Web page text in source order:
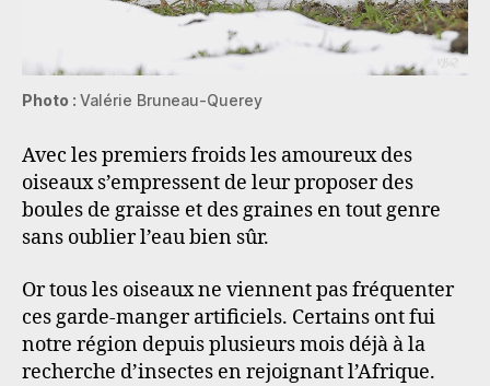
Photo : Valérie Bruneau-Querey
Avec les premiers froids les amoureux des
oiseaux s’empressent de leur proposer des
boules de graisse et des graines en tout genre
sans oublier l’eau bien sûr.
Or tous les oiseaux ne viennent pas fréquenter
ces garde-manger artificiels. Certains ont fui
notre région depuis plusieurs mois déjà à la
recherche d’insectes en rejoignant l’Afrique.